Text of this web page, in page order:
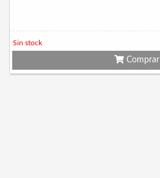
Sin stock
Comprar